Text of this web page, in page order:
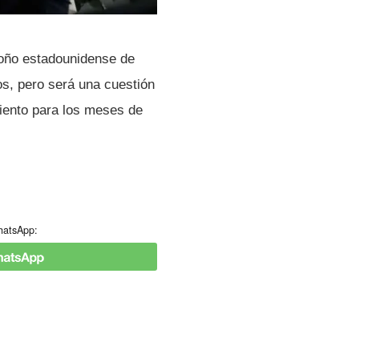
estadounidense de
pero será una cuestión
para los meses de